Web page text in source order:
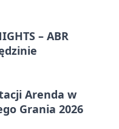
– ABR
Arenda w
Grania 2026